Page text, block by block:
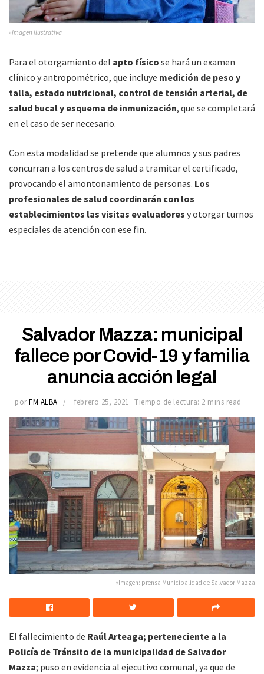
»Imagen ilustrativa
Para el otorgamiento del apto físico se hará un examen
clínico y antropométrico, que incluye medición de peso y
talla, estado nutricional, control de tensión arterial, de
salud bucal y esquema de inmunización, que se completará
en el caso de ser necesario.
Con esta modalidad se pretende que alumnos y sus padres
concurran a los centros de salud a tramitar el certificado,
provocando el amontonamiento de personas. Los
profesionales de salud coordinarán con los
establecimientos las visitas evaluadores y otorgar turnos
especiales de atención con ese fin.
Salvador Mazza: municipal
fallece por Covid-19 y familia
anuncia acción legal
por FM ALBA febrero 25, 2021 Tiempo de lectura: 2 mins read
»Imagen: prensa Municipalidad de Salvador Mazza
El fallecimiento de Raúl Arteaga; perteneciente a la
Policía de Tránsito de la municipalidad de Salvador
Mazza; puso en evidencia al ejecutivo comunal, ya que de